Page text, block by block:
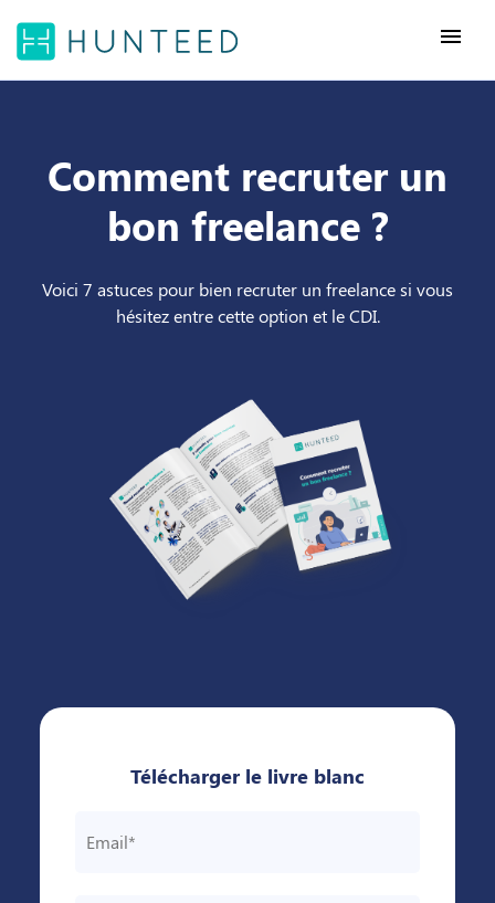
menu
Comment recruter un
bon freelance ?
Voici 7 astuces pour bien recruter un freelance si vous
hésitez entre cette option et le CDI.
Télécharger le livre blanc